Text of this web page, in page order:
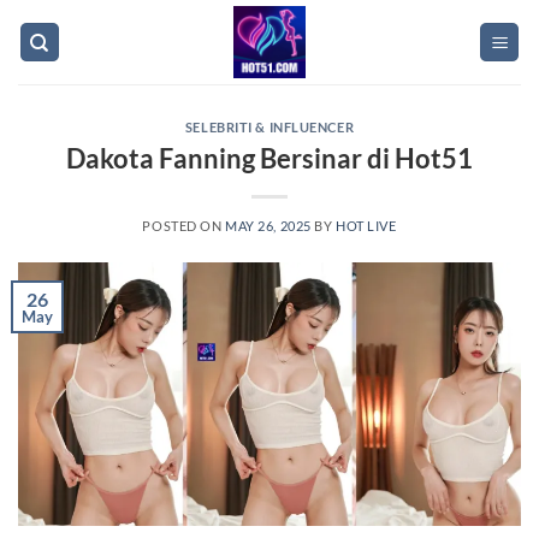
SELEBRITI & INFLUENCER
Dakota Fanning Bersinar di Hot51
POSTED ON MAY 26, 2025 BY HOT LIVE
26
May